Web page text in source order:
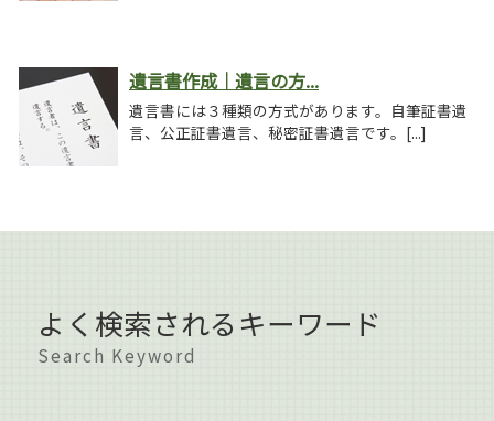
遺言書作成｜遺言の方...
遺言書には３種類の方式があります。自筆証書遺
言、公正証書遺言、秘密証書遺言です。[...]
よく検索されるキーワード
Search Keyword